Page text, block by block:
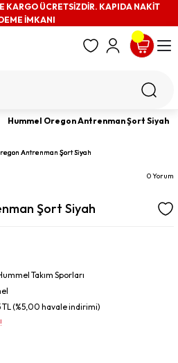
KARGO ÜCRETSİZDİR. KAPIDA NAKİT
İMKANI
Hummel Oregon Antrenman Şort Siyah
0 Yorum
Şort Siyah
Takım Sporları
TL (%5,00 havale indirimi)